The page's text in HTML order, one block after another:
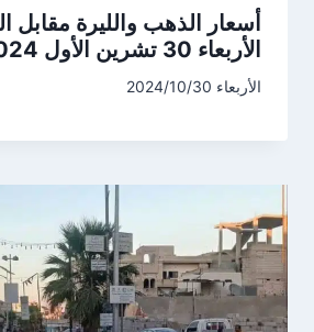
أسعار الذهب والليرة مقابل
الأربعاء 30 تشرين الأول 2024
الأربعاء 2024/10/30